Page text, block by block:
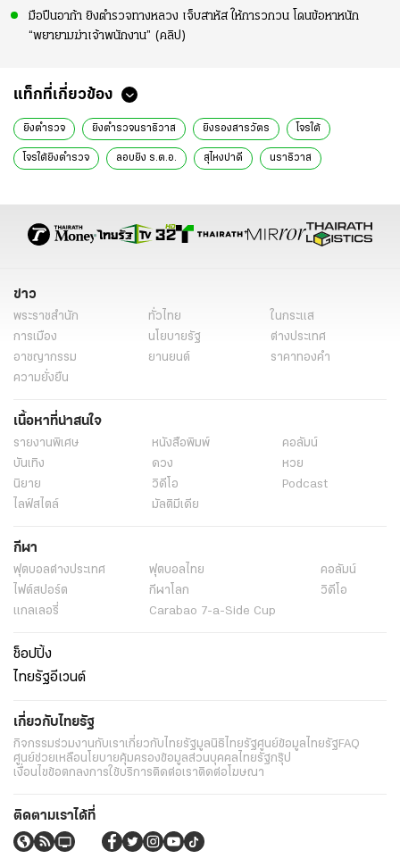
มือปืนอาก้า ยิงตำรวจทางหลวง เจ็บสาหัส ให้การวกวน โดนข้อหาหนัก
“พยายามฆ่าเจ้าพนักงาน” (คลิป)
แท็กที่เกี่ยวข้อง
ยิงตำรวจ ยิงตํารวจนราธิวาส ยิงรองสารวัตร โจรใต้
โจรใต้ยิงตำรวจ ลอบยิง ร.ต.อ. สุไหงปาดี นราธิวาส
ข่าว
พระราชสำนัก ทั่วไทย
ในกระแส
การเมือง
นโยบายรัฐ
ต่างประเทศ
อาชญากรรม
ยานยนต์
ราคาทองคำ
ความยั่งยืน
เนื้อหาที่น่าสนใจ
รายงานพิเศษ หนังสือพิมพ์
คอลัมน์
บันเทิง
ดวง
หวย
นิยาย
วิดีโอ
Podcast
ไลฟ์สไตล์
มัลติมีเดีย
กีฬา
ฟุตบอลต่่างประเทศ ฟุตบอลไทย
คอลัมน์
ไฟต์สปอร์ต
กีฬาโลก
วิดีโอ
แกลเลอรี่
Carabao 7-a-Side Cup
ช็อปปิ้ง
ไทยรัฐอีเวนต์
เกี่ยวกับไทยรัฐ
กิจกรรมร่วมงานกับเราเกี่ยวกับไทยรัฐมูลนิธิไทยรัฐศูนย์ข้อมูลไทยรัฐFAQ
ศูนย์ช่วยเหลือนโยบายคุ้มครองข้อมูลส่วนบุคคลไทยรัฐกรุ๊ป
เงื่อนไขข้อตกลงการใช้บริการติดต่อเราติดต่อโฆษณา
ติดตามเราได้ที่